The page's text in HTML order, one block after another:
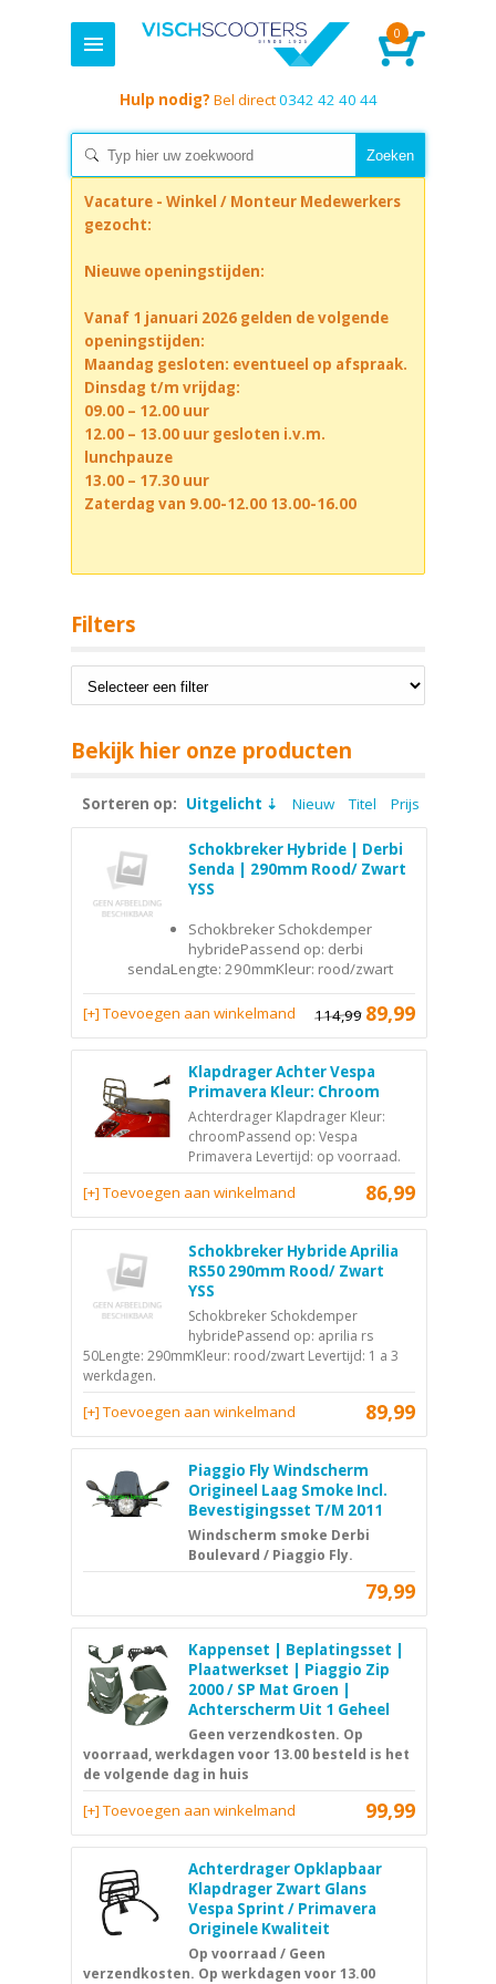
0
Hulp nodig? Bel direct0342 42 40 44
Vacature - Winkel / Monteur Medewerkers
gezocht:
Nieuwe openingstijden:
Vanaf 1 januari 2026 gelden de volgende
openingstijden:
Maandag gesloten: eventueel op afspraak.
Dinsdag t/m vrijdag:
09.00 – 12.00 uur
12.00 – 13.00 uur gesloten i.v.m.
lunchpauze
13.00 – 17.30 uur
Zaterdag van 9.00-12.00 13.00-16.00
Filters
Bekijk hier onze producten
Sorteren op: Uitgelicht Nieuw Titel Prijs
Schokbreker Hybride | Derbi
Senda | 290mm Rood/ Zwart
YSS
Schokbreker Schokdemper
hybridePassend op: derbi
sendaLengte: 290mmKleur: rood/zwart
114,99 89,99
[+] Toevoegen aan winkelmand
Klapdrager Achter Vespa
Primavera Kleur: Chroom
Achterdrager Klapdrager Kleur:
chroomPassend op: Vespa
Primavera Levertijd: op voorraad.
86,99
[+] Toevoegen aan winkelmand
Schokbreker Hybride Aprilia
RS50 290mm Rood/ Zwart
YSS
Schokbreker Schokdemper
hybridePassend op: aprilia rs
50Lengte: 290mmKleur: rood/zwart Levertijd: 1 a 3
werkdagen.
89,99
[+] Toevoegen aan winkelmand
Piaggio Fly Windscherm
Origineel Laag Smoke Incl.
Bevestigingsset T/M 2011
Windscherm smoke Derbi
Boulevard / Piaggio Fly.
79,99
Kappenset | Beplatingsset |
Plaatwerkset | Piaggio Zip
2000 / SP Mat Groen |
Achterscherm Uit 1 Geheel
Geen verzendkosten. Op
voorraad, werkdagen voor 13.00 besteld is het
de volgende dag in huis
99,99
[+] Toevoegen aan winkelmand
Achterdrager Opklapbaar
Klapdrager Zwart Glans
Vespa Sprint / Primavera
Originele Kwaliteit
Op voorraad / Geen
verzendkosten. Op werkdagen voor 13.00